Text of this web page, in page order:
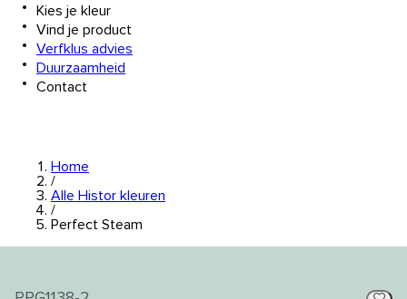
Kies je kleur
Vind je product
Verfklus advies
Duurzaamheid
Contact
Home
/
Alle Histor kleuren
/
Perfect Steam